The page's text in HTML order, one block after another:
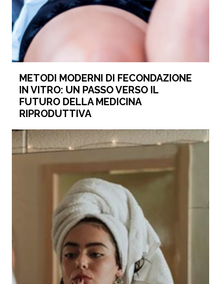
METODI MODERNI DI FECONDAZIONE
IN VITRO: UN PASSO VERSO IL
FUTURO DELLA MEDICINA
RIPRODUTTIVA